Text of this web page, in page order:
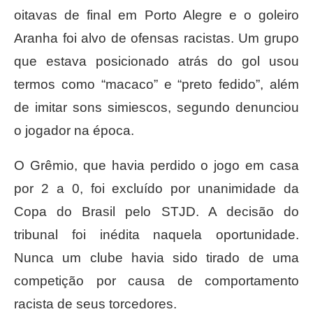
oitavas de final em Porto Alegre e o goleiro
Aranha foi alvo de ofensas racistas. Um grupo
que estava posicionado atrás do gol usou
termos como “macaco” e “preto fedido”, além
de imitar sons simiescos, segundo denunciou
o jogador na época.
O Grêmio, que havia perdido o jogo em casa
por 2 a 0, foi excluído por unanimidade da
Copa do Brasil pelo STJD. A decisão do
tribunal foi inédita naquela oportunidade.
Nunca um clube havia sido tirado de uma
competição por causa de comportamento
racista de seus torcedores.